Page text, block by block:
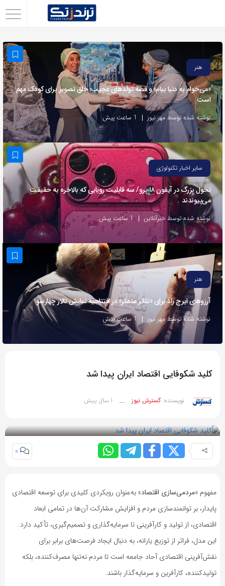
با
استفاده
از
روش‌های
زیر
می‌توانید
این
صفحه
با
دوستان
خود
به
اشتراک
بگذارید.
کپی
لینک
هنر
«می‌خوام به دنیا بیام» و قصه تولدهای عجیب؛ خلق تصویر برای کودک مهم
است
نوشته شده توسط مهر نیوز 1 ساعت پیش
سایر اخبار تکنولوژی
تحول بزرگ در آیفون ۱۸ پرو/ سه قابلیت رویایی که بالاخره به حقیقت
می‌پیوندند
نوشته شده توسط خبرآنلاین 1 ساعت پیش
هنر
آرزوهای ایرج راد برای «تئاتر متفکر» در افتتاحیه نمایش تالار چهارسو
نوشته شده توسط مهر نیوز 1 ساعت پیش
کلید شکوفایی اقتصاد ایران پیدا شد
نویسنده: گسترش نیوز __ 1 سال پیش
0
مفهوم «مردمی‌سازی اقتصاد» به‌عنوان رویکردی کلیدی برای توسعه اقتصادی
پایدار، بر توانمندسازی مردم و افزایش مشارکت آن‌ها در تمامی ابعاد
اقتصادی، از تولید و کارآفرینی تا سرمایه‌گذاری و تصمیم‌گیری، تأکید دارد.
این مدل، فراتر از توزیع یارانه، به دنبال ایجاد فرصت‌های برابر برای
نقش‌آفرینی اقتصادی آحاد جامعه است تا مردم نه‌تنها مصرف‌کننده، بلکه
تولیدکننده، کارآفرین و سرمایه‌گذار باشند.